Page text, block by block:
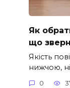
Як
що
Якість
нижчою,
0